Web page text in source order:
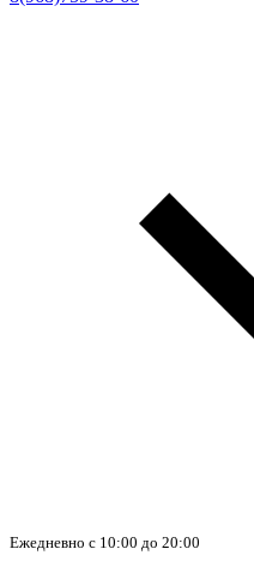
Ежедневно с 10:00 до 20:00